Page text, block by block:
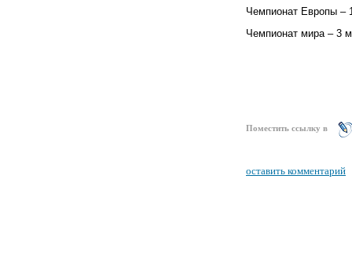
Чемпионат Европы –
Чемпионат мира – 3
Поместить ссылку в
оставить комментарий